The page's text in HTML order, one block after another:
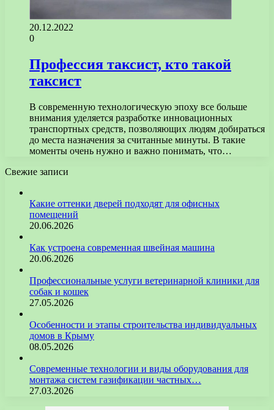
20.12.2022
0
Профессия таксист, кто такой
таксист
В современную технологическую эпоху все больше
внимания уделяется разработке инновационных
транспортных средств, позволяющих людям добираться
до места назначения за считанные минуты. В такие
моменты очень нужно и важно понимать, что…
Свежие записи
Какие оттенки дверей подходят для офисных
помещений
20.06.2026
Как устроена современная швейная машина
20.06.2026
Профессиональные услуги ветеринарной клиники для
собак и кошек
27.05.2026
Особенности и этапы строительства индивидуальных
домов в Крыму
08.05.2026
Современные технологии и виды оборудования для
монтажа систем газификации частных…
27.03.2026